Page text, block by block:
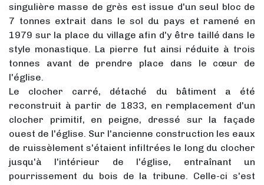
singulière masse de grès est issue d'un seul bloc de
7 tonnes extrait dans le sol du pays et ramené en
1979 sur la place du village afin d'y être taillé dans le
style monastique. La pierre fut ainsi réduite à trois
tonnes avant de prendre place dans le cœur de
l'église.
Le clocher carré, détaché du bâtiment a été
reconstruit à partir de 1833, en remplacement d'un
clocher primitif, en peigne, dressé sur la façade
ouest de l'église. Sur l'ancienne construction les eaux
de ruissèlement s'étaient infiltrées le long du clocher
jusqu'à l'intérieur de l'église, entraînant un
pourrissement du bois de la tribune. Celle-ci s'est